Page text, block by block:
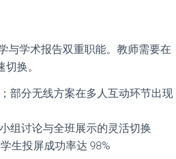
与学术报告双重职能。教师需要在
换。
部分无线方案在多人互动环节出现
组讨论与全班展示的灵活切换
生投屏成功率达 98%